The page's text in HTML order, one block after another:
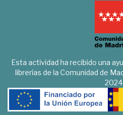
Esta actividad ha recibido una
librerías de la Comunidad de
2024